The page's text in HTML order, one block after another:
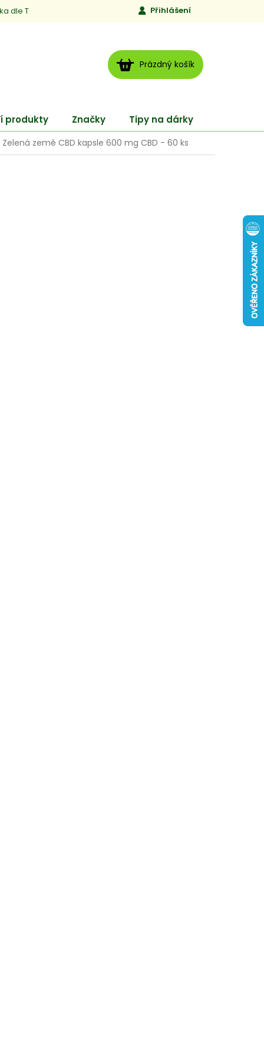
dle TCM Jen to, čemu věříme
Přihlášení
NÁKUPNÍ
KOŠÍK
Prázdný košík
produkty Značky Tipy na dárky
Zelená země CBD kapsle 600 mg CBD - 60 ks